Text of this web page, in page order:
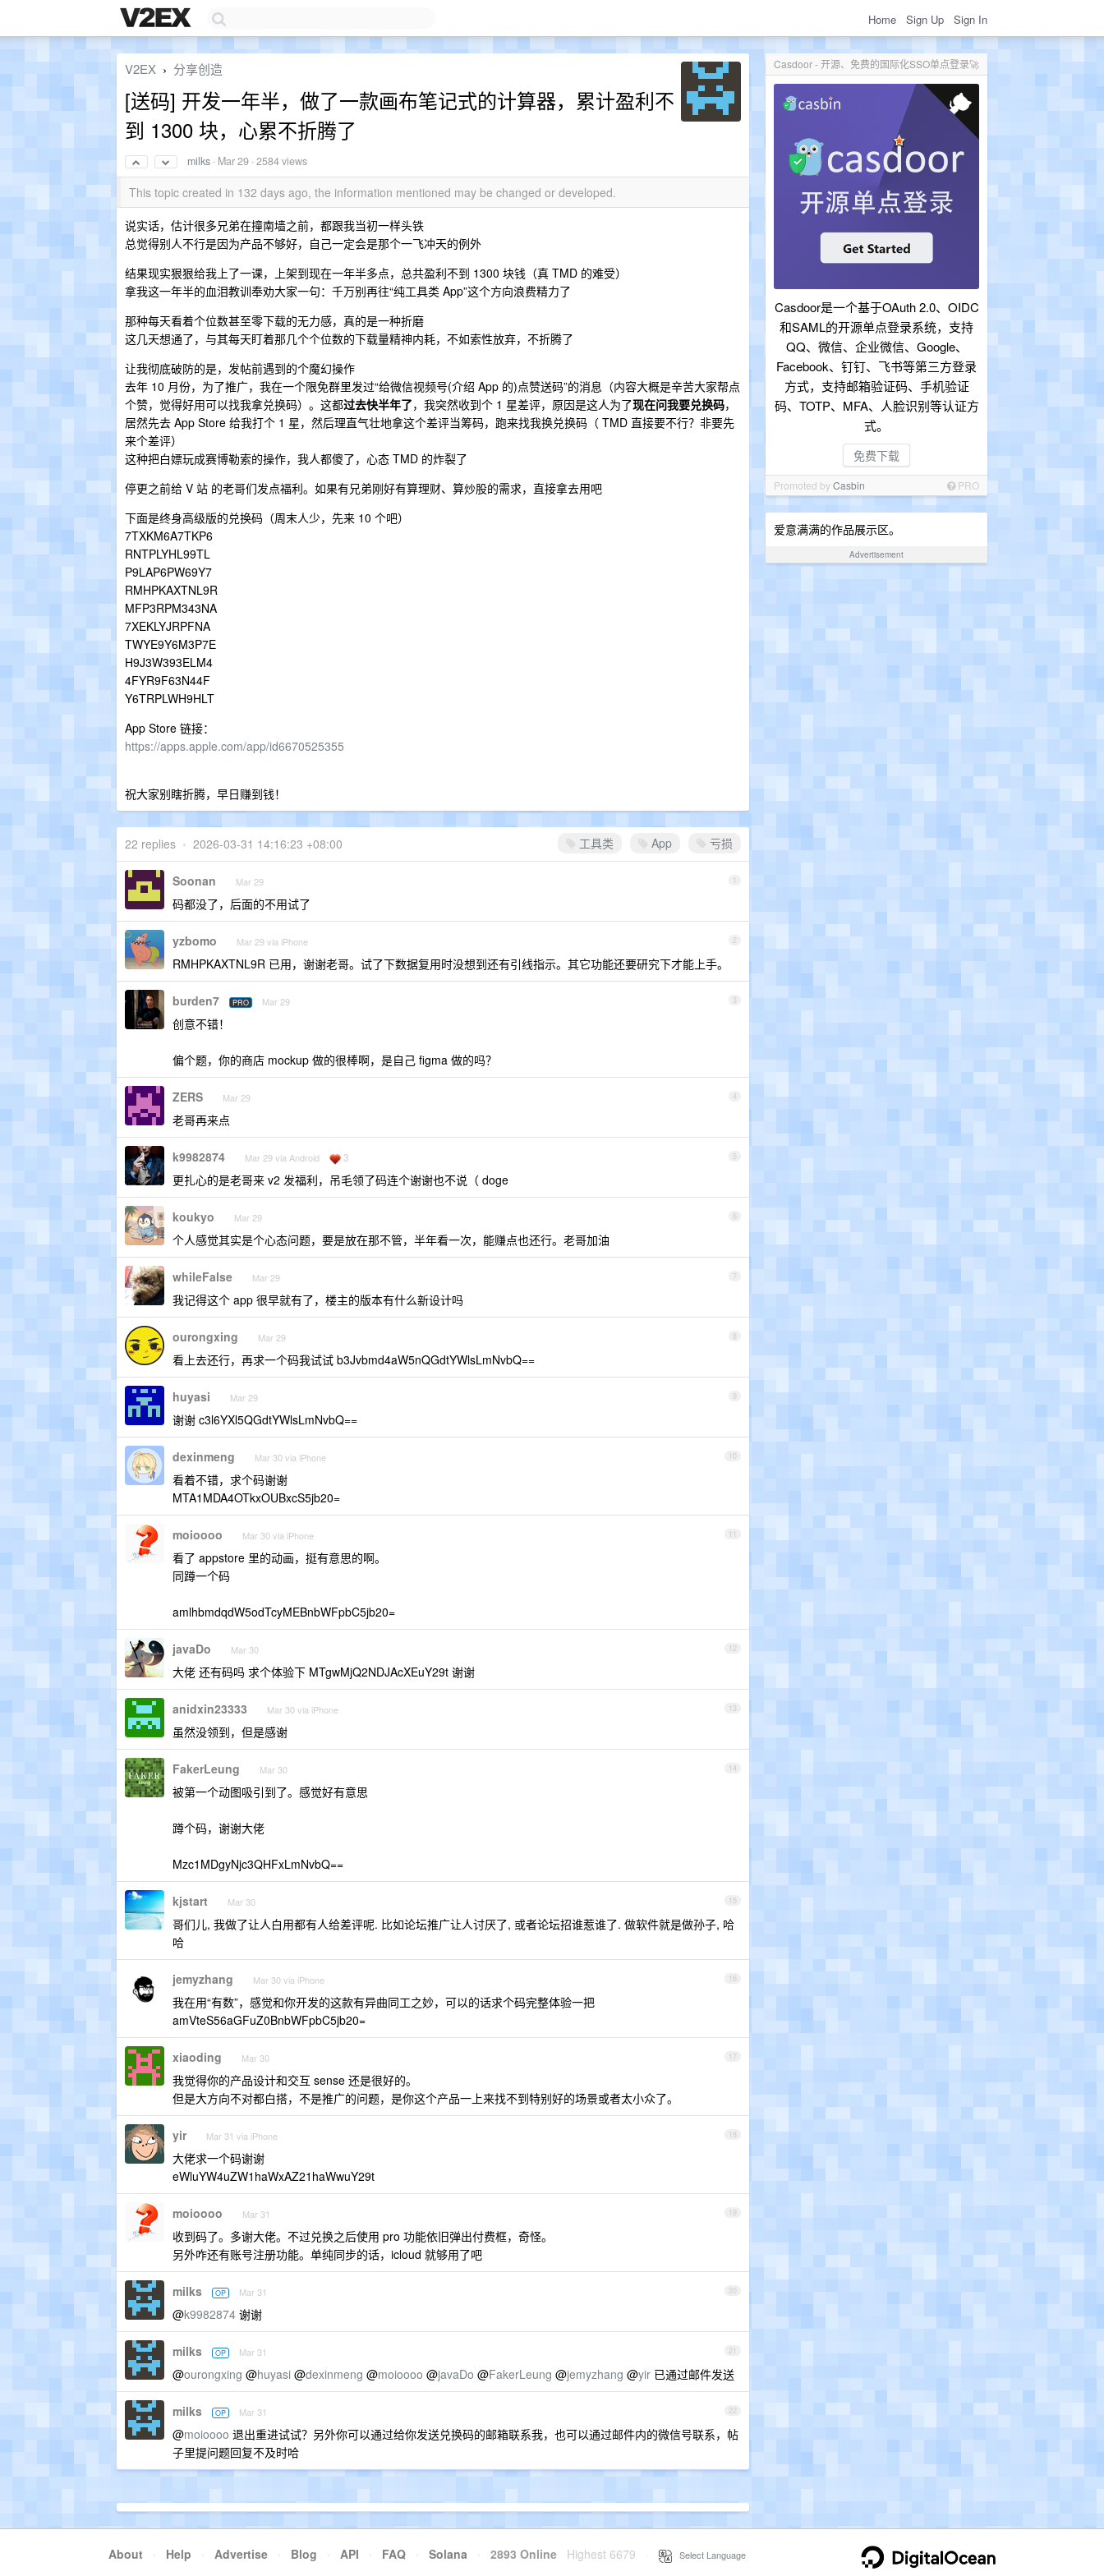
Home Sign Up Sign In
Casdoor - 开源、免费的国际化SSO单点登录🚀
Casdoor是一个基于OAuth 2.0、OIDC
和SAML的开源单点登录系统，支持
QQ、微信、企业微信、Google、
Facebook、钉钉、飞书等第三方登录
方式，支持邮箱验证码、手机验证
码、TOTP、MFA、人脸识别等认证方
式。
免费下载
Promoted byCasbin PRO
爱意满满的作品展示区。
Advertisement
V2EX › 分享创造
[送码] 开发一年半，做了一款画布笔记式的计算器，累计盈利不
到 1300 块，心累不折腾了
milks · Mar 29 · 2584 views
This topic created in 132 days ago, the information mentioned may be changed or developed.
说实话，估计很多兄弟在撞南墙之前，都跟我当初一样头铁
总觉得别人不行是因为产品不够好，自己一定会是那个一飞冲天的例外
结果现实狠狠给我上了一课，上架到现在一年半多点，总共盈利不到 1300 块钱（真 TMD 的难受）
拿我这一年半的血泪教训奉劝大家一句：千万别再往“纯工具类 App”这个方向浪费精力了
那种每天看着个位数甚至零下载的无力感，真的是一种折磨
这几天想通了，与其每天盯着那几个个位数的下载量精神内耗，不如索性放弃，不折腾了
让我彻底破防的是，发帖前遇到的个魔幻操作
去年 10 月份，为了推广，我在一个限免群里发过“给微信视频号(介绍 App 的)点赞送码”的消息（内容大概是辛苦大家帮点
个赞，觉得好用可以找我拿兑换码）。这都过去快半年了，我突然收到个 1 星差评，原因是这人为了现在问我要兑换码，
居然先去 App Store 给我打个 1 星，然后理直气壮地拿这个差评当筹码，跑来找我换兑换码（ TMD 直接要不行？非要先
来个差评）
这种把白嫖玩成赛博勒索的操作，我人都傻了，心态 TMD 的炸裂了
停更之前给 V 站 的老哥们发点福利。如果有兄弟刚好有算理财、算炒股的需求，直接拿去用吧
下面是终身高级版的兑换码（周末人少，先来 10 个吧）
7TXKM6A7TKP6
RNTPLYHL99TL
P9LAP6PW69Y7
RMHPKAXTNL9R
MFP3RPM343NA
7XEKLYJRPFNA
TWYE9Y6M3P7E
H9J3W393ELM4
4FYR9F63N44F
Y6TRPLWH9HLT
App Store 链接：
https://apps.apple.com/app/id6670525355
祝大家别瞎折腾，早日赚到钱！
工具类 App 亏损
22 replies • 2026-03-31 14:16:23 +08:00
1
Soonan Mar 29
码都没了，后面的不用试了
2
yzbomo Mar 29 via iPhone
RMHPKAXTNL9R 已用，谢谢老哥。试了下数据复用时没想到还有引线指示。其它功能还要研究下才能上手。
3
burden7 PRO Mar 29
创意不错！
偏个题，你的商店 mockup 做的很棒啊，是自己 figma 做的吗？
4
ZERS Mar 29
老哥再来点
5
k9982874 Mar 29 via Android 3
更扎心的是老哥来 v2 发福利，吊毛领了码连个谢谢也不说（ doge
6
koukyo Mar 29
个人感觉其实是个心态问题，要是放在那不管，半年看一次，能赚点也还行。老哥加油
7
whileFalse Mar 29
我记得这个 app 很早就有了，楼主的版本有什么新设计吗
8
ourongxing Mar 29
看上去还行，再求一个码我试试 b3Jvbmd4aW5nQGdtYWlsLmNvbQ==
9
huyasi Mar 29
谢谢 c3l6YXl5QGdtYWlsLmNvbQ==
10
dexinmeng Mar 30 via iPhone
看着不错，求个码谢谢
MTA1MDA4OTkxOUBxcS5jb20=
11
moioooo Mar 30 via iPhone
看了 appstore 里的动画，挺有意思的啊。
同蹲一个码
amlhbmdqdW5odTcyMEBnbWFpbC5jb20=
12
javaDo Mar 30
大佬 还有码吗 求个体验下 MTgwMjQ2NDJAcXEuY29t 谢谢
13
anidxin23333 Mar 30 via iPhone
虽然没领到，但是感谢
14
FakerLeung Mar 30
被第一个动图吸引到了。感觉好有意思
蹲个码，谢谢大佬
Mzc1MDgyNjc3QHFxLmNvbQ==
15
kjstart Mar 30
哥们儿, 我做了让人白用都有人给差评呢. 比如论坛推广让人讨厌了, 或者论坛招谁惹谁了. 做软件就是做孙子, 哈
哈
16
jemyzhang Mar 30 via iPhone
我在用“有数”，感觉和你开发的这款有异曲同工之妙，可以的话求个码完整体验一把
amVteS56aGFuZ0BnbWFpbC5jb20=
17
xiaoding Mar 30
我觉得你的产品设计和交互 sense 还是很好的。
但是大方向不对都白搭，不是推广的问题，是你这个产品一上来找不到特别好的场景或者太小众了。
18
yir Mar 31 via iPhone
大佬求一个码谢谢
eWluYW4uZW1haWxAZ21haWwuY29t
19
moioooo Mar 31
收到码了。多谢大佬。不过兑换之后使用 pro 功能依旧弹出付费框，奇怪。
另外咋还有账号注册功能。单纯同步的话，icloud 就够用了吧
20
milks OP Mar 31
@k9982874 谢谢
21
milks OP Mar 31
@ourongxing @huyasi @dexinmeng @moioooo @javaDo @FakerLeung @jemyzhang @yir 已通过邮件发送
22
milks OP Mar 31
@moioooo 退出重进试试？另外你可以通过给你发送兑换码的邮箱联系我，也可以通过邮件内的微信号联系，帖
子里提问题回复不及时哈
About · Help · Advertise · Blog · API · FAQ · Solana · 2893 Online Highest 6679 Select Language